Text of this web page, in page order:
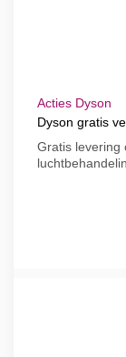
Acties Dyson
Dyson gratis
Gratis levering